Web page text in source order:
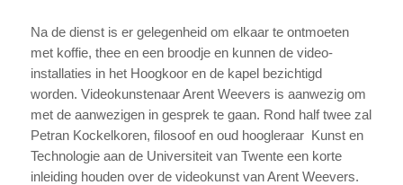
Na de dienst is er gelegenheid om elkaar te ontmoeten
met koffie, thee en een broodje en kunnen de video-
installaties in het Hoogkoor en de kapel bezichtigd
worden. Videokunstenaar Arent Weevers is aanwezig om
met de aanwezigen in gesprek te gaan. Rond half twee zal
Petran Kockelkoren, filosoof en oud hoogleraar Kunst en
Technologie aan de Universiteit van Twente een korte
inleiding houden over de videokunst van Arent Weevers.